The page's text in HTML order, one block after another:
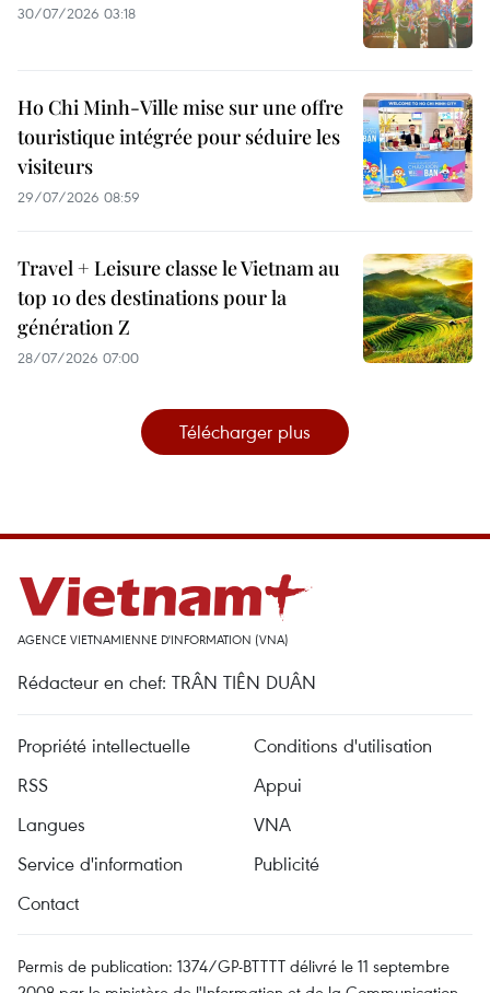
30/07/2026 03:18
Ho Chi Minh-Ville mise sur une offre
touristique intégrée pour séduire les
visiteurs
29/07/2026 08:59
Travel + Leisure classe le Vietnam au
top 10 des destinations pour la
génération Z
28/07/2026 07:00
Télécharger plus
AGENCE VIETNAMIENNE D'INFORMATION (VNA)
Rédacteur en chef: TRÂN TIÊN DUÂN
Propriété intellectuelle
Conditions d'utilisation
RSS
Appui
Langues
VNA
Service d'information
Publicité
Contact
Permis de publication: 1374/GP-BTTTT délivré le 11 septembre